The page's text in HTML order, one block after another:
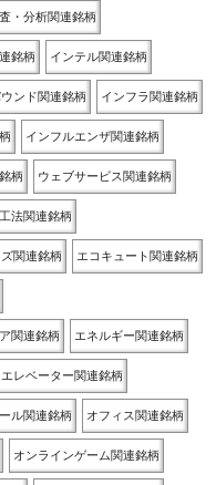
・分析関連銘柄
銘柄 インテル関連銘柄
ンド関連銘柄 インフラ関連銘柄
インフルエンザ関連銘柄
柄 ウェブサービス関連銘柄
法関連銘柄
関連銘柄 エコキュート関連銘柄
関連銘柄 エネルギー関連銘柄
エレベーター関連銘柄
ル関連銘柄 オフィス関連銘柄
オンラインゲーム関連銘柄